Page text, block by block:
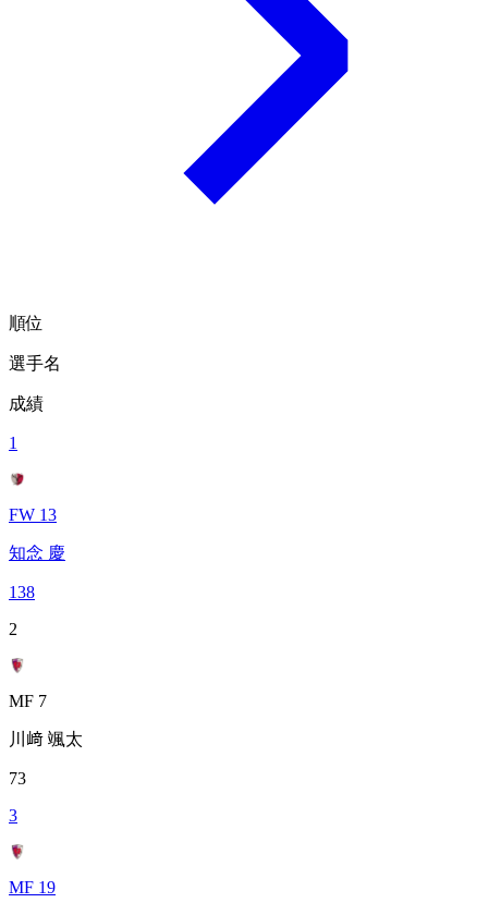
順位
選手名
成績
1
FW 13
知念 慶
138
2
MF 7
川﨑 颯太
73
3
MF 19